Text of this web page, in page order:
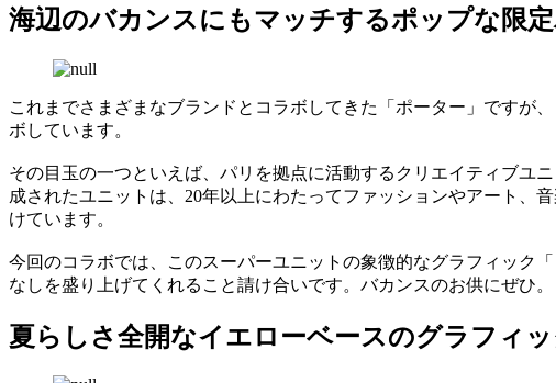
海辺のバカンスにもマッチするポップな限
これまでさまざまなブランドとコラボしてきた「ポーター」ですが
ボしています。
その目玉の一つといえば、パリを拠点に活動するクリエイティブユ
成されたユニットは、20年以上にわたってファッションやアート、
けています。
今回のコラボでは、このスーパーユニットの象徴的なグラフィック
なしを盛り上げてくれること請け合いです。バカンスのお供にぜひ。
夏らしさ全開なイエローベースのグラフィッ